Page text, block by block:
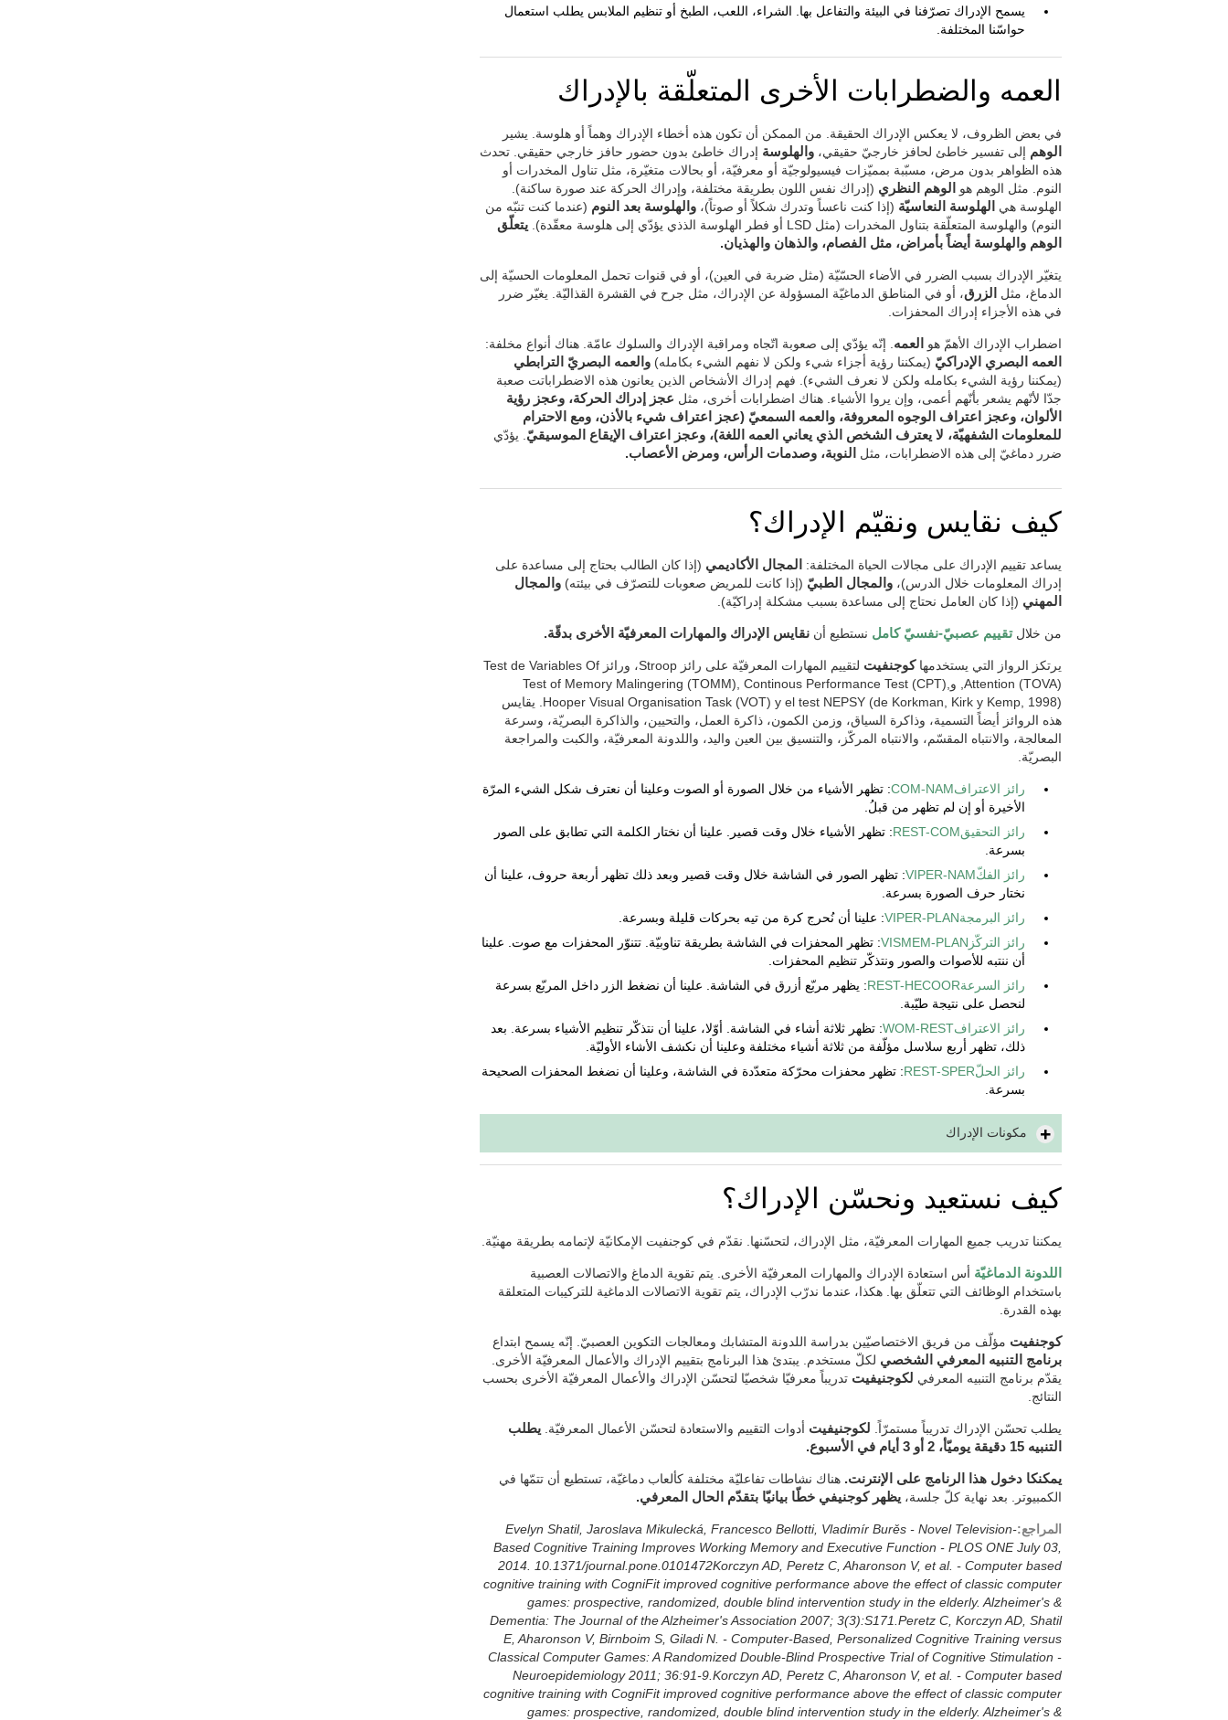
يسمح الإدراك تصرّفنا في البيئة والتفاعل بها. الشراء، اللعب، الطبخ أو تنظيم الملابس يطلب استعمال
حواسّنا المختلفة.
العمه والضطرابات الأخرى المتعلّقة بالإدراك
في بعض الظروف، لا يعكس الإدراك الحقيقة. من الممكن أن تكون هذه أخطاء الإدراك وهماً أو هلوسة. يشير
الوهم إلى تفسير خاطئ لحافز خارجيّ حقيقي، والهلوسة إدراك خاطئ بدون حضور حافز خارجي حقيقي. تحدث
هذه الظواهر بدون مرض، مسبّبة بمميّزات فيسيولوجيّة أو معرفيّة، أو بحالات متغيّرة، مثل تناول المخدرات أو
النوم. مثل الوهم هو
الوهم النظري (إدراك نفس اللون بطريقة مختلفة، وإدراك الحركة عند صورة ساكنة).
الهلوسة هي
الهلوسة النعاسيّة (إذا كنت ناعساً وتدرك شكلاً أو صوتاً)، والهلوسة بعد النوم (عندما كنت تنبّه من
النوم) والهلوسة المتعلّقة بتناول المخدرات (مثل LSD أو فطر الهلوسة الذذي يؤدّي إلى هلوسة معقّدة).
يتعلّق
الوهم والهلوسة أيضاً بأمراض، مثل الفصام، والذهان والهذيان.
يتغيّر الإدراك بسبب الضرر في الأضاء الحسّيّة (مثل ضربة في العين)، أو في قنوات تحمل المعلومات الحسيّة إلى
الدماغ، مثل
الزرق، أو في المناطق الدماغيّة المسؤولة عن الإدراك، مثل جرح في القشرة القذاليّة. يغيّر ضرر
في هذه الأجزاء إدراك المحفزات.
اضطراب الإدراك الأهمّ هو العمه. إنّه يؤدّي إلى صعوبة اتّجاه ومراقبة الإدراك والسلوك عامّة. هناك أنواع مخلفة:
العمه البصري الإدراكيّ (يمكننا رؤية أجزاء شيء ولكن لا نفهم الشيء بكامله) والعمه البصريّ الترابطي
(يمكننا رؤية الشيء بكامله ولكن لا نعرف الشيء). فهم إدراك الأشخاص الذين يعانون هذه الاضطراباتت صعبة
جدّا لأنّهم يشعر بأنّهم أعمى، وإن يروا الأشياء. هناك اضطرابات أخرى، مثل عجز إدراك الحركة، وعجز رؤية
الألوان، وعجز اعتراف الوجوه المعروفة، والعمه السمعيّ (عجز اعتراف شيء بالأذن، ومع الاحترام
للمعلومات الشفهيّة، لا يعترف الشخص الذي يعاني العمه اللغة)، وعجز اعتراف الإيقاع الموسيقيّ. يؤدّي
ضرر دماغيّ إلى هذه الاضطرابات، مثل
النوبة، وصدمات الرأس، ومرض الأعصاب.
كيف نقايس ونقيّم الإدراك؟
يساعد تقييم الإدراك على مجالات الحياة المختلفة: المجال الأكاديمي (إذا كان الطالب بحتاج إلى مساعدة على
إدراك المعلومات خلال الدرس)، والمجال الطبيّ (إذا كانت للمريض صعوبات للتصرّف في بيئته) والمجال
المهني (إذا كان العامل نحتاج إلى مساعدة بسبب مشكلة إدراكيّة).
من خلالتقييم عصبيّ-نفسيّ كامل نستطيع أن نقايس الإدراك والمهارات المعرفيّة الأخرى بدقّة.
يرتكز الرواز التي يستخدمهاكوجنفيت
لتقييم المهارات المعرفيّة على رائز Stroop، ورائز Test de Variables Of
Attention (TOVA), وTest of Memory Malingering (TOMM), Continous Performance Test (CPT),
Hooper Visual Organisation Task (VOT) y el test NEPSY (de Korkman, Kirk y Kemp, 1998). يقايس
هذه الروائز أيضاً التسمية، وذاكرة السياق، وزمن الكمون، ذاكرة العمل، والتحيين، والذاكرة البصريّة، وسرعة
المعالجة، والانتباه المقسّم، والانتباه المركّز، والتنسيق بين العين واليد، واللدونة المعرفيّة، والكبت والمراجعة
البصريّة.
رائز الاعترافCOM-NAM
: تظهر الأشياء من خلال الصورة أو الصوت وعلينا أن نعترف شكل الشيء المرّة
الأخيرة أو إن لم تظهر من قبلُ.
رائز التحقيقREST-COM
: تظهر الأشياء خلال وقت قصير. علينا أن نختار الكلمة التي تطابق على الصور
بسرعة.
رائز الفكّVIPER-NAM
: تظهر الصور في الشاشة خلال وقت قصير وبعد ذلك تظهر أربعة حروف، علينا أن
نختار حرف الصورة بسرعة.
رائز البرمجةVIPER-PLAN
: علينا أن نُحرج كرة من تيه بحركات قليلة وبسرعة.
رائز التركّزVISMEM-PLAN
: تظهر المحفزات في الشاشة بطريقة تناوبيّة. تتنوّر المحفزات مع صوت. علينا
أن ننتبه للأصوات والصور ونتذكّر تنظيم المحفزات.
رائز السرعةREST-HECOOR
: يظهر مربّع أزرق في الشاشة. علينا أن نضغط الزر داخل المربّع بسرعة
لنحصل على نتيجة طيّبة.
رائز الاعترافWOM-REST
: تظهر ثلاثة أشاء في الشاشة. أوّلا، علينا أن نتذكّر تنظيم الأشياء بسرعة. بعد
ذلك، تظهر أربع سلاسل مؤلّفة من ثلاثة أشياء مختلفة وعلينا أن نكشف الأشاء الأوليّة.
رائز الحلّREST-SPER
: تظهر محفزات محرّكة متعدّدة في الشاشة، وعلينا أن نضغط المحفزات الصحيحة
بسرعة.
مكونات الإدراك
كيف نستعيد ونحسّن الإدراك؟
يمكننا تدريب جميع المهارات المعرفيّة، مثل الإدراك، لتحسّنها. نقدّم في كوجنفيت الإمكانيّة لإتمامه بطريقة مهنيّة.
اللدونة الدماغيّة أس استعادة الإدراك والمهارات المعرفيّة الأخرى. يتم تقوية الدماغ والاتصالات العصبية
باستخدام الوظائف التي تتعلّق بها. هكذا، عندما ندرّب الإدراك، يتم تقوية الاتصالات الدماغية للتركيبات المتعلقة
بهذه القدرة.
كوجنفيت مؤلّف من فريق الاختصاصيّين بدراسة اللدونة المتشابك ومعالجات التكوين العصبيّ. إنّه يسمح ابتداع
برنامج التنبيه المعرفي الشخصي لكلّ مستخدم. يبتدئ هذا البرنامج بتقييم الإدراك والأعمال المعرفيّة الأخرى.
يقدّم برنامج التنبيه المعرفي لكوجنيفيت تدريباً معرفيّا شخصيّا لتحسّن الإدراك والأعمال المعرفيّة الأخرى بحسب
النتائج.
يطلب تحسّن الإدراك تدريباً مستمرّاً. لكوجنيفيت أدوات التقييم والاستعادة لتحسّن الأعمال المعرفيّة. يطلب
التنبيه 15 دقيقة يوميّأ، 2 أو 3 أيام في الأسبوع.
يمكنكا دخول هذا الرنامج على الإنترنت. هناك نشاطات تفاعليّة مختلفة كألعاب دماغيّة، تستطيع أن تتمّها في
الكمبيوتر. بعد نهاية كلّ جلسة، يظهر كوجنيفي خطّا بيانيّا بتقدّم الحال المعرفي.
المراجع:Evelyn Shatil, Jaroslava Mikulecká, Francesco Bellotti, Vladimír Burěs - Novel Television-
Based Cognitive Training Improves Working Memory and Executive Function - PLOS ONE July 03,
2014. 10.1371/journal.pone.0101472Korczyn AD, Peretz C, Aharonson V, et al. - Computer based
cognitive training with CogniFit improved cognitive performance above the effect of classic computer
games: prospective, randomized, double blind intervention study in the elderly. Alzheimer's &
Dementia: The Journal of the Alzheimer's Association 2007; 3(3):S171.Peretz C, Korczyn AD, Shatil
E, Aharonson V, Birnboim S, Giladi N. - Computer-Based, Personalized Cognitive Training versus
Classical Computer Games: A Randomized Double-Blind Prospective Trial of Cognitive Stimulation -
Neuroepidemiology 2011; 36:91-9.Korczyn AD, Peretz C, Aharonson V, et al. - Computer based
cognitive training with CogniFit improved cognitive performance above the effect of classic computer
games: prospective, randomized, double blind intervention study in the elderly. Alzheimer's &